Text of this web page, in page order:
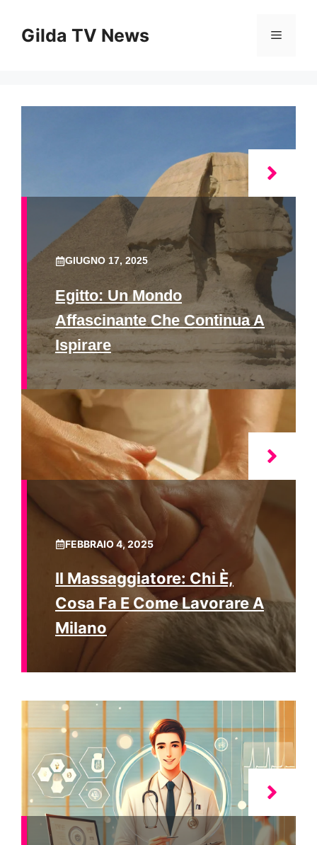
contenuto
Gilda TV News Menu
GIUGNO 17, 2025
Egitto: Un Mondo
Affascinante Che Continua A
Ispirare
FEBBRAIO 4, 2025
Il Massaggiatore: Chi È,
Cosa Fa E Come Lavorare A
Milano